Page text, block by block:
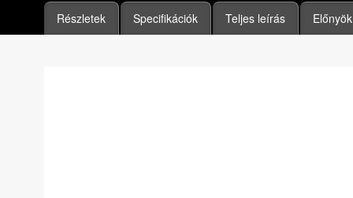
Részletek Specifikációk Teljes leírás Előnyök